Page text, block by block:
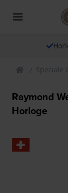
Speciale
Raymond
Horloge